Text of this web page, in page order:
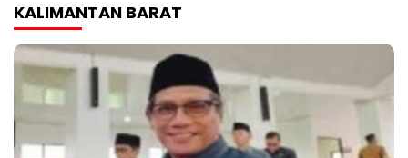
KALIMANTAN BARAT